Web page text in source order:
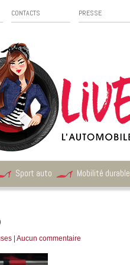
CONTACTS
PRESSE
Sport auto Mobilité durable
Aucun commentaire